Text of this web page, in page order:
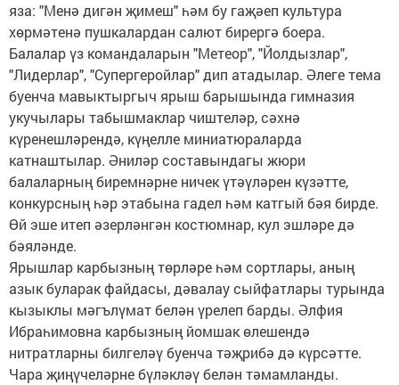
яза: "Менә дигән җимеш" һәм бу гаҗәеп культура
хөрмәтенә пушкалардан салют бирергә боера.
Балалар үз командаларын "Метеор", "Йолдызлар",
"Лидерлар", "Супергеройлар" дип атадылар. Әлеге тема
буенча мавыктыргыч ярыш барышында гимназия
укучылары табышмаклар чиштеләр, сәхнә
күренешләрендә, күңелле миниатюраларда
катнаштылар. Әниләр составындагы жюри
балаларның биремнәрне ничек үтәүләрен күзәтте,
конкурсның һәр этабына гадел һәм катгый бәя бирде.
Өй эше итеп әзерләнгән костюмнар, кул эшләре дә
бәяләнде.
Ярышлар карбызның төрләре һәм сортлары, аның
азык буларак файдасы, дәвалау сыйфатлары турында
кызыклы мәгълүмат белән үрелеп барды. Әлфия
Ибраһимовна карбызның йомшак өлешендә
нитратларны билгеләү буенча тәҗрибә дә күрсәтте.
Чара җиңүчеләрне бүләкләү белән тәмамланды.